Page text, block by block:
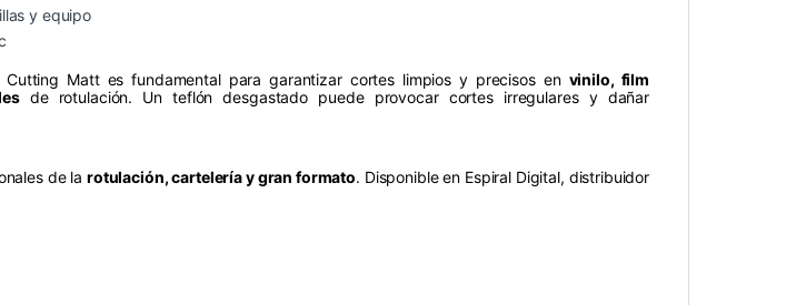
y equipo
Matt es fundamental para garantizar cortes limpios y precisos en vinilo, film
de rotulación. Un teflón desgastado puede provocar cortes irregulares y dañar
de larotulación, cartelería y gran formato. Disponible en Espiral Digital, distribuidor